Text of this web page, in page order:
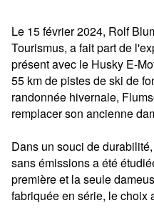
Le 15 février 2024, Rolf
Tourismus, a fait part de
présent avec le Husky E-
55 km de pistes de ski de
randonnée hivernale,
remplacer son ancienne
Dans un souci de
sans émissions a été
première et la seule
fabriquée en série, le choix